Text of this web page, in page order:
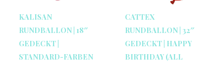
KALISAN
RUNDBALLON | 18″
GEDECKT |
STANDARD-FARBEN
CATTEX
RUNDBALLON | 32″
GEDECKT | HAPPY
BIRTHDAY (ALL